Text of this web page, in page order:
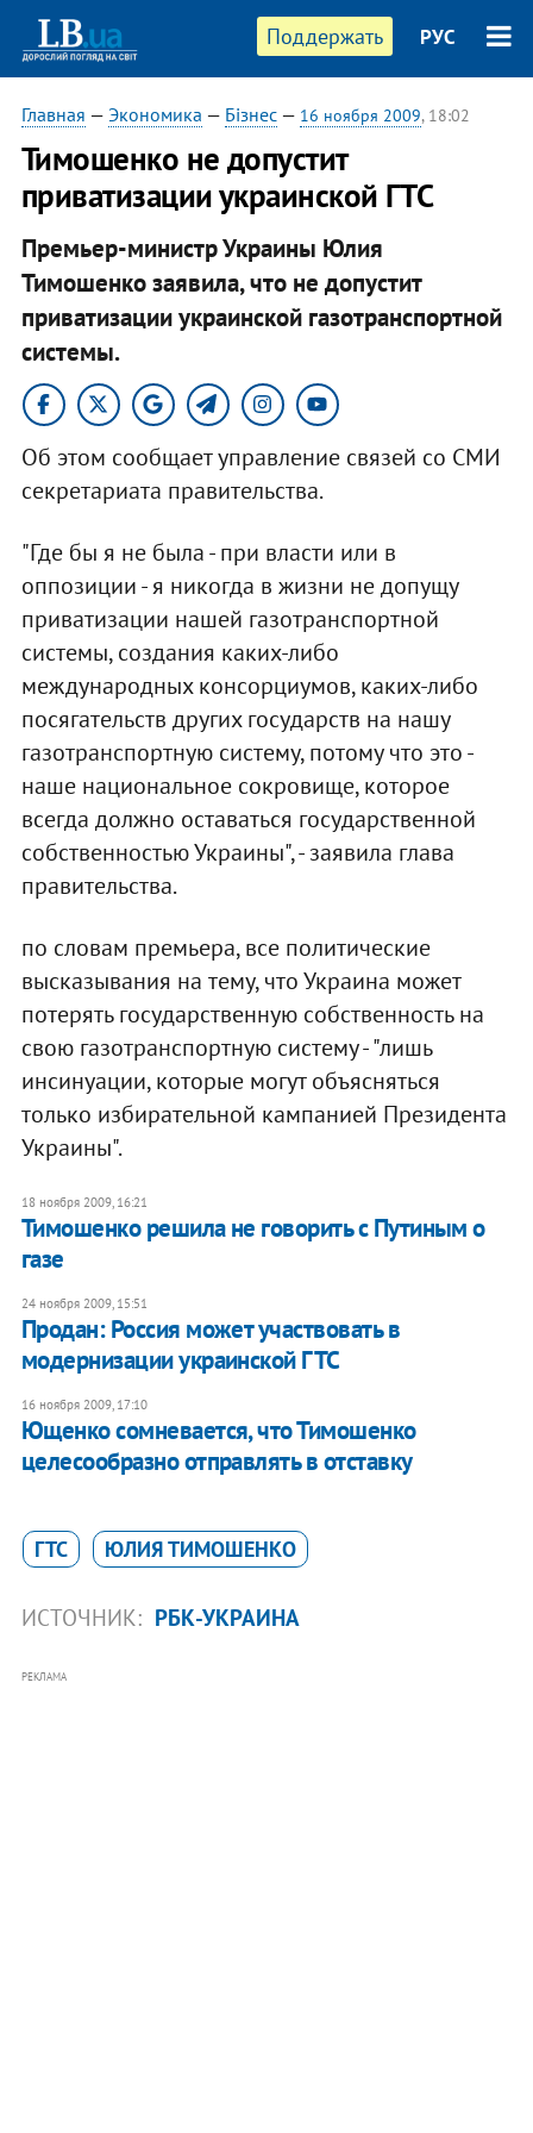
Поддержать РУС
Главная — Экономика — Бізнес— 16 ноября 2009, 18:02
Тимошенко не допустит
приватизации украинской ГТС
Премьер-министр Украины Юлия
Тимошенко заявила, что не допустит
приватизации украинской газотранспортной
системы.
Об этом сообщает управление связей со СМИ
секретариата правительства.
"Где бы я не была - при власти или в
оппозиции - я никогда в жизни не допущу
приватизации нашей газотранспортной
системы, создания каких-либо
международных консорциумов, каких-либо
посягательств других государств на нашу
газотранспортную систему, потому что это -
наше национальное сокровище, которое
всегда должно оставаться государственной
собственностью Украины", - заявила глава
правительства.
по словам премьера, все политические
высказывания на тему, что Украина может
потерять государственную собственность на
свою газотранспортную систему - "лишь
инсинуации, которые могут объясняться
только избирательной кампанией Президента
Украины".
18 ноября 2009, 16:21
Тимошенко решила не говорить с Путиным о
газе
24 ноября 2009, 15:51
Продан: Россия может участвовать в
модернизации украинской ГТС
16 ноября 2009, 17:10
Ющенко сомневается, что Тимошенко
целесообразно отправлять в отставку
ГТС ЮЛИЯ ТИМОШЕНКО
ИСТОЧНИК: РБК-УКРАИНА
РЕКЛАМА